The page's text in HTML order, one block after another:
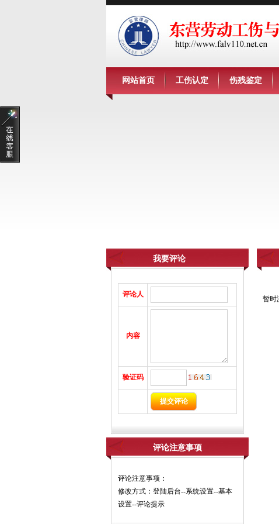
网站首页 工伤认定 伤残鉴定
我要评论
评论人
内容
验证码
评论注意事项
评论注意事项：
修改方式：登陆后台--系统设置--基本
设置--评论提示
暂时